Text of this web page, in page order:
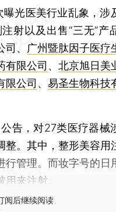
曝光医美行业乱象，涉
射以及出售“三无”产
、 广州暨肽因子医疗
有限公司 、 北京旭日美
限公司 、 易圣生物科技
，对27类医疗器械
整。其中，整形美容用
行管理。而妆字号的日
来注射。
阅后继续阅读